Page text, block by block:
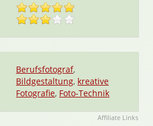
Berufsfotograf,
Bildgestaltung, kreative
Fotografie, Foto-Technik
Affiliate Links